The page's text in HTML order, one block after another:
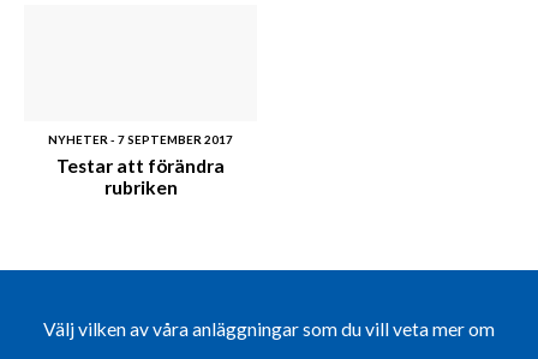
NYHETER - 7 SEPTEMBER 2017
Testar att förändra
rubriken
Välj vilken av våra anläggningar som du vill veta mer om